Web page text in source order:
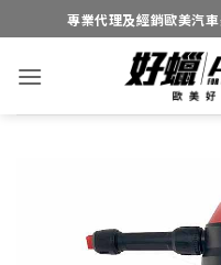
to
content
專業代理及經銷歐美汽